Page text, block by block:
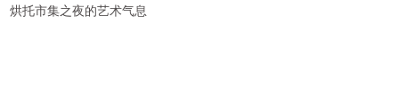
烘托市集之夜的艺术气息